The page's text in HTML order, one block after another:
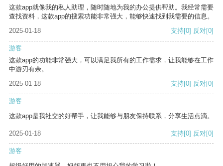
这款app就像我的私人助理，随时随地为我的办公提供帮助。我经常需要
查找资料，这款app的搜索功能非常强大，能够快速找到我需要的信息。
2025-01-18
支持[0] 反对[0]
游客
这款app的功能非常强大，可以满足我所有的工作需求，让我能够在工作
中游刃有余。
2025-01-18
支持[0] 反对[0]
游客
这款app是我社交的好帮手，让我能够与朋友保持联系，分享生活点滴。
2025-01-18 支持[0] 反对[0]
游客